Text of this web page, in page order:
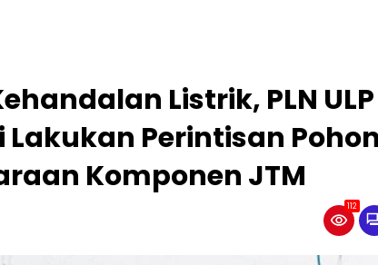
Listrik, PLN ULP
Lakukan Perintisan Pohon
Komponen JTM
112